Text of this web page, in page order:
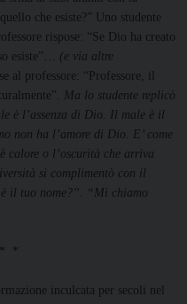
che esiste?” Uno studente
rispose: “Se Dio ha creato
esiste”… (e via altre
al professore: “Professore, il
Ma lo studente replicò
è l’assenza di Dio. Il male è il
non ha l’amore di Dio. E’ come
calore o l’oscurità che arriva
si complimentò con il
il tuo nome?”. “Mi chiamo
*
inculcata per secoli nel